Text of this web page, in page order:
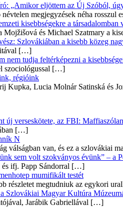
„Amikor eljöttem az Új Szóból,
megjegyzések néha rosszul
kisebbségekre a társadalomban
és Michael Szatmary a
Szlovákiában a kisebb közeg
[…]
nem tudja feltérképezni a
szociológussal […]
régióink
Kupka, Lucia Molnár Satinská és
új verseskötete, az FBI:
[…]
N
válságban van, és ez a szlovákiai
sem volt szokványos évünk” – a
ifj. Papp Sándorral […]
mumifikált testét
részletet megtudniuk az egykori
Szlovákiai Magyar Kultúra
Jarábik Gabriellával […]